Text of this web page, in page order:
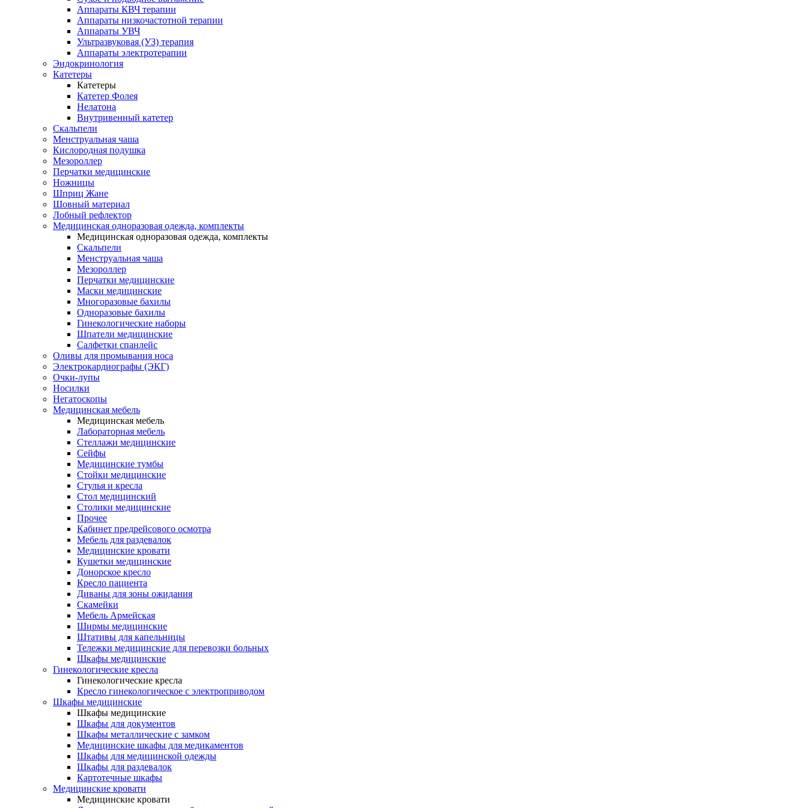
Аппараты КВЧ терапии
Аппараты низкочастотной терапии
Аппараты УВЧ
Ультразвуковая (УЗ) терапия
Аппараты электротерапии
Эндокринология
Катетеры
Катетеры
Катетер Фолея
Нелатона
Внутривенный катетер
Скальпели
Менструальная чаша
Кислородная подушка
Мезороллер
Перчатки медицинские
Ножницы
Шприц Жане
Шовный материал
Лобный рефлектор
Медицинская одноразовая одежда, комплекты
Медицинская одноразовая одежда, комплекты
Скальпели
Менструальная чаша
Мезороллер
Перчатки медицинские
Маски медицинские
Многоразовые бахилы
Одноразовые бахилы
Гинекологические наборы
Шпатели медицинские
Салфетки спанлейс
Оливы для промывания носа
Электрокардиографы (ЭКГ)
Очки-лупы
Носилки
Негатоскопы
Медицинская мебель
Медицинская мебель
Лабораторная мебель
Стеллажи медицинские
Сейфы
Медицинские тумбы
Стойки медицинские
Cтулья и кресла
Стол медицинский
Столики медицинские
Прочее
Кабинет предрейсового осмотра
Мебель для раздевалок
Медицинские кровати
Кушетки медицинские
Донорское кресло
Кресло пациента
Диваны для зоны ожидания
Скамейки
Мебель Армейская
Ширмы медицинские
Штативы для капельницы
Тележки медицинские для перевозки больных
Шкафы медицинские
Гинекологические кресла
Гинекологические кресла
Кресло гинекологическое с электроприводом
Шкафы медицинские
Шкафы медицинские
Шкафы для документов
Шкафы металлические с замком
Медицинские шкафы для медикаментов
Шкафы для медицинской одежды
Шкафы для раздевалок
Картотечные шкафы
Медицинские кровати
Медицинские кровати